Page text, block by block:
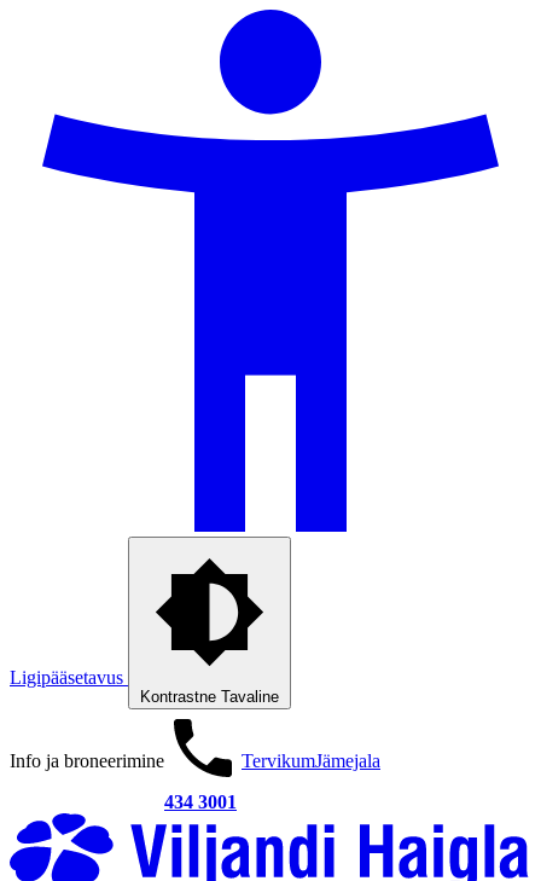
Ligipääsetavus
Kontrastne Tavaline
Info ja broneerimine
434 3001
TervikumJämejala